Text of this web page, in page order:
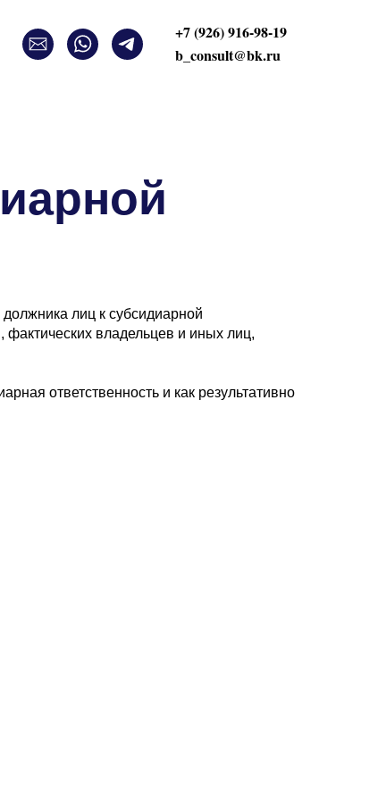
b_consult@bk.ru
+7 (926) 916-98-19
лиц к субсидиарной
фактических владельцев и иных лиц,
ответственность и как результативно